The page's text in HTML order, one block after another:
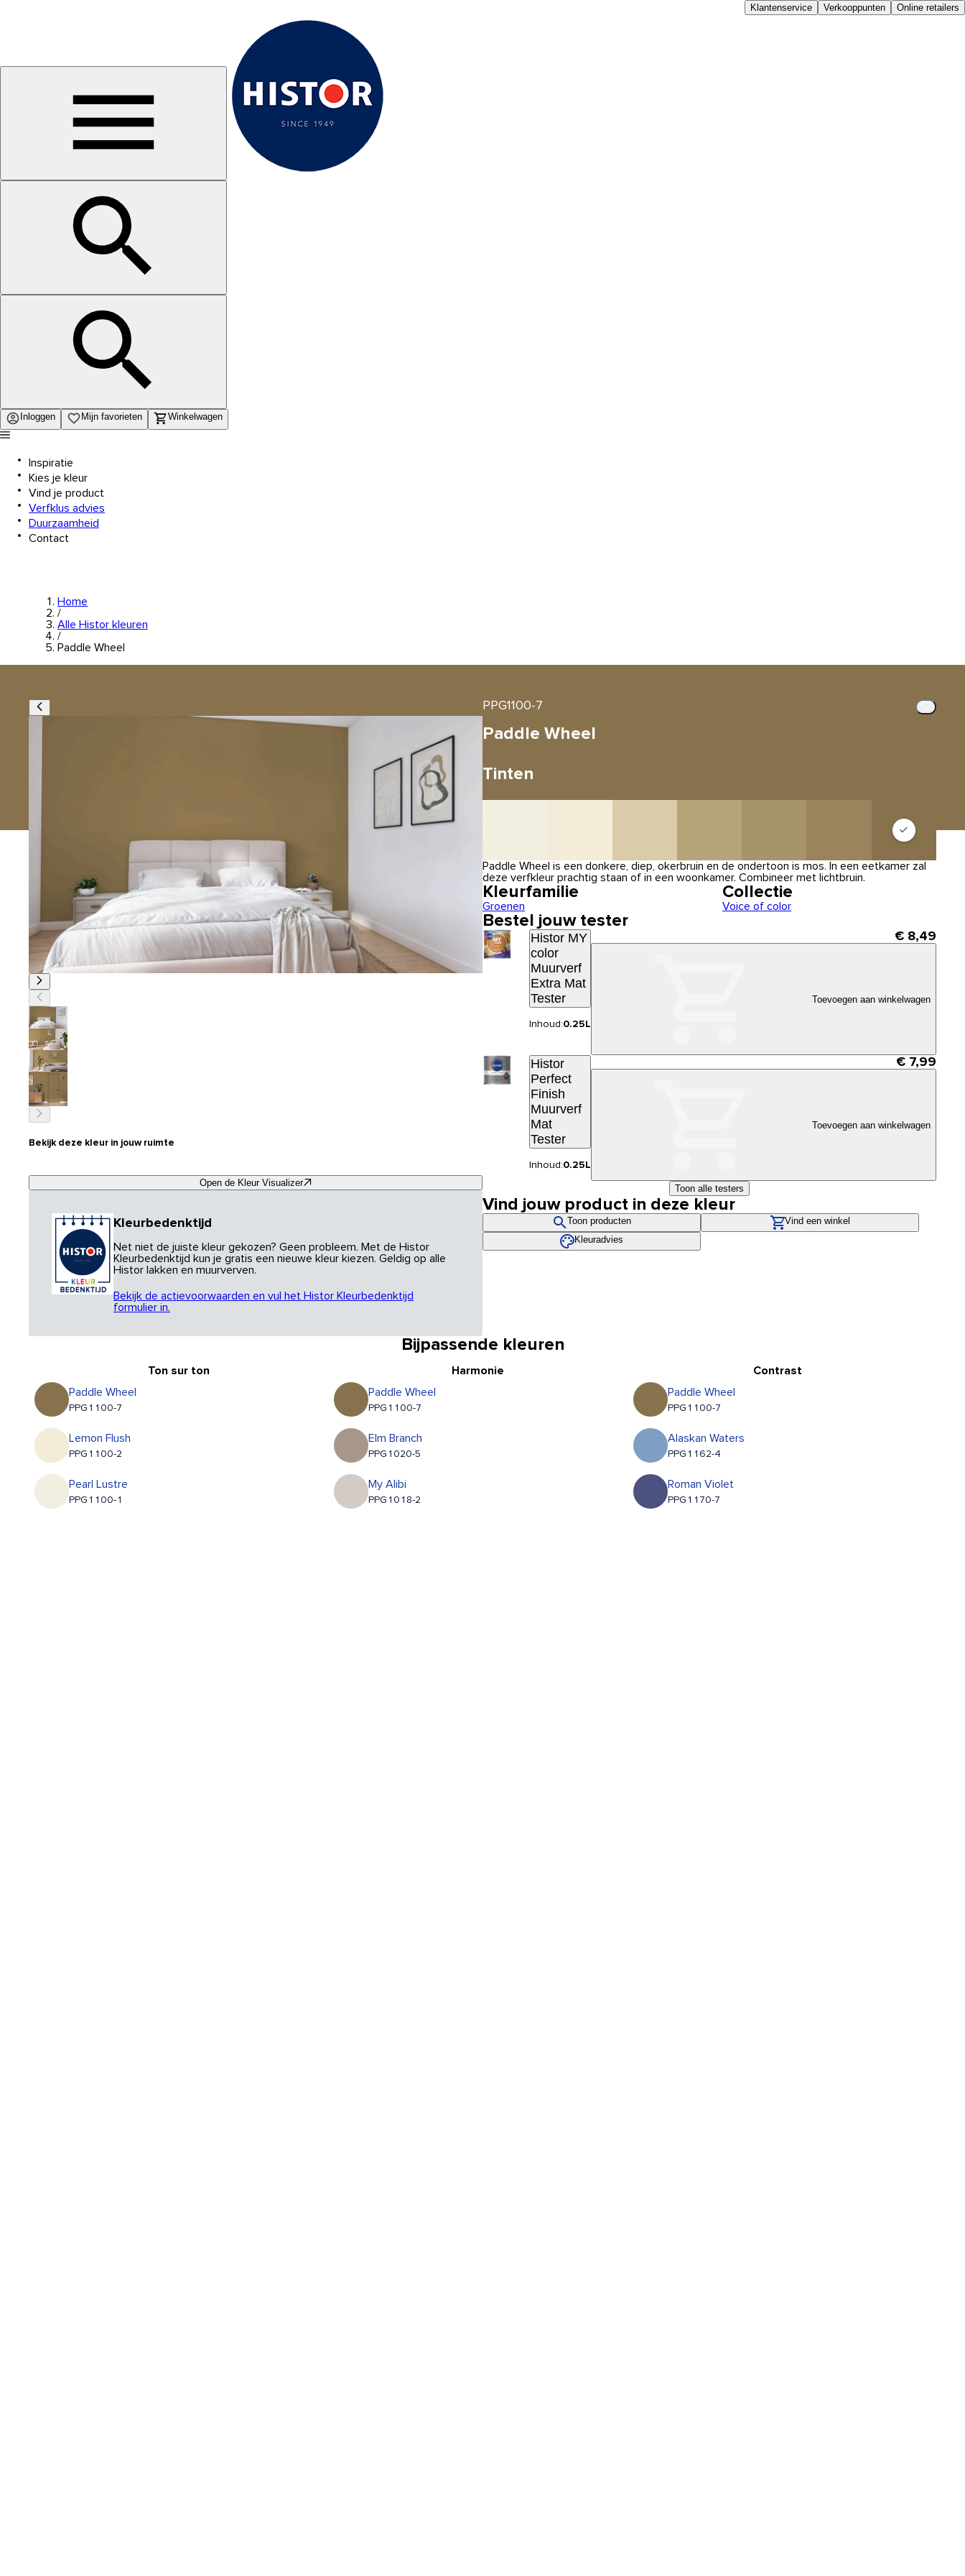
Klantenservice Verkooppunten Online retailers
Inloggen Mijn favorieten Winkelwagen
Inspiratie
Kies je kleur
Vind je product
Verfklus advies
Duurzaamheid
Contact
Home
/
Alle Histor kleuren
/
Paddle Wheel
Bekijk deze kleur in jouw ruimte
Open de Kleur Visualizer
Kleurbedenktijd
Net niet de juiste kleur gekozen? Geen probleem. Met de Histor
Kleurbedenktijd kun je gratis een nieuwe kleur kiezen. Geldig op alle
Histor lakken en muurverven.
Bekijk de actievoorwaarden en vul het Histor Kleurbedenktijd
formulier in.
PPG1100-7
Paddle Wheel
Tinten
Paddle Wheel is een donkere, diep, okerbruin en de ondertoon is mos. In een eetkamer zal
deze verfkleur prachtig staan of in een woonkamer. Combineer met lichtbruin.
Kleurfamilie
Groenen
Collectie
Voice of color
Bestel jouw tester
Histor MY
color
Muurverf
Extra Mat
Tester
Inhoud:0.25L
€ 8,49
Toevoegen aan winkelwagen
Histor
Perfect
Finish
Muurverf
Mat
Tester
Inhoud:0.25L
€ 7,99
Toevoegen aan winkelwagen
Toon alle testers
Vind jouw product in deze kleur
Toon producten
Vind een winkel
Kleuradvies
Bijpassende kleuren
Ton sur ton
Paddle Wheel
PPG1100-7
Lemon Flush
PPG1100-2
Pearl Lustre
PPG1100-1
Harmonie
Paddle Wheel
PPG1100-7
Elm Branch
PPG1020-5
My Alibi
PPG1018-2
Contrast
Paddle Wheel
PPG1100-7
Alaskan Waters
PPG1162-4
Roman Violet
PPG1170-7